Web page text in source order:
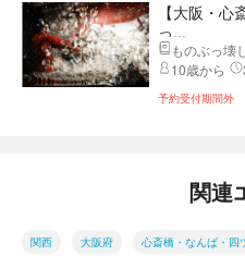
【大阪・
っ...
ものぶっ壊
10歳から
予約受付期間外
関連
関西 大阪府 心斎橋・なんば・四